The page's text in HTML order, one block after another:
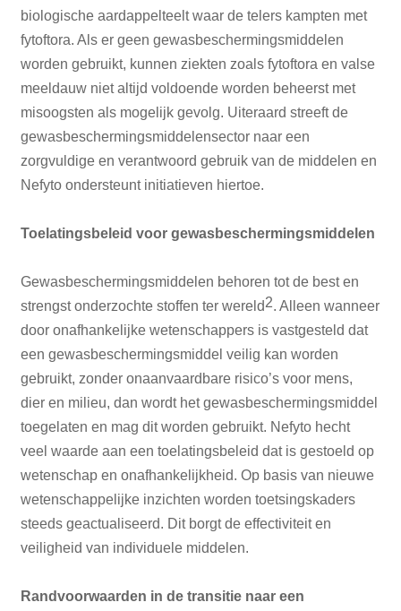
biologische aardappelteelt waar de telers kampten met
fytoftora. Als er geen gewasbeschermingsmiddelen
worden gebruikt, kunnen ziekten zoals fytoftora en valse
meeldauw niet altijd voldoende worden beheerst met
misoogsten als mogelijk gevolg. Uiteraard streeft de
gewasbeschermingsmiddelensector naar een
zorgvuldige en verantwoord gebruik van de middelen en
Nefyto ondersteunt initiatieven hiertoe.
Toelatingsbeleid voor gewasbeschermingsmiddelen
Gewasbeschermingsmiddelen behoren tot de best en
strengst onderzochte stoffen ter wereld2. Alleen wanneer
door onafhankelijke wetenschappers is vastgesteld dat
een gewasbeschermingsmiddel veilig kan worden
gebruikt, zonder onaanvaardbare risico’s voor mens,
dier en milieu, dan wordt het gewasbeschermingsmiddel
toegelaten en mag dit worden gebruikt. Nefyto hecht
veel waarde aan een toelatingsbeleid dat is gestoeld op
wetenschap en onafhankelijkheid. Op basis van nieuwe
wetenschappelijke inzichten worden toetsingskaders
steeds geactualiseerd. Dit borgt de effectiviteit en
veiligheid van individuele middelen.
Randvoorwaarden in de transitie naar een